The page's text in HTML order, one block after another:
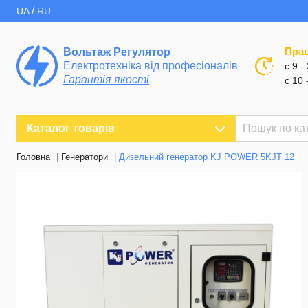
UA/ RU
Вольтаж Регулятор
Електротехніка від професіоналів
Гарантія якості
с 9 -
с 10
Каталог товарів
Головна Генератори Дизельний генератор KJ POWER 5KJT 12